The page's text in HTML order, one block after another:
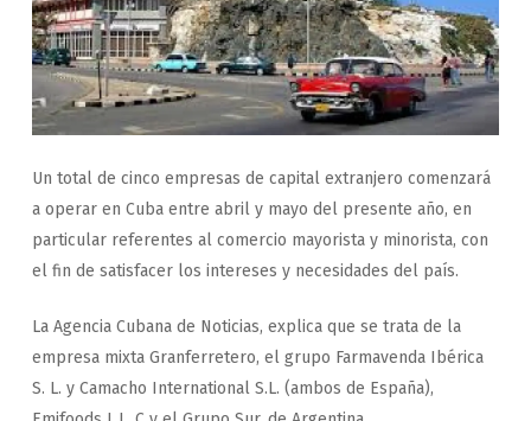
Un total de cinco empresas de capital extranjero comenzará
a operar en Cuba entre abril y mayo del presente año, en
particular referentes al comercio mayorista y minorista, con
el fin de satisfacer los intereses y necesidades del país.
La Agencia Cubana de Noticias, explica que se trata de la
empresa mixta Granferretero, el grupo Farmavenda Ibérica
S. L. y Camacho International S.L. (ambos de España),